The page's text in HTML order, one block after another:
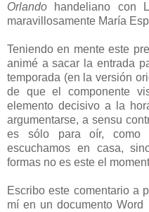
Orlando handeliano con
maravillosamente María
Teniendo en mente este
animé a sacar la entrada
temporada (en la versión
de que el componente
elemento decisivo a la
argumentarse, a sensu
es sólo para oír,
escuchamos en casa,
formas no es este el
Escribo este comentario a
mí en un documento